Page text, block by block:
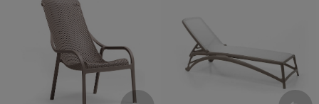
ZOBACZ ZOBACZ